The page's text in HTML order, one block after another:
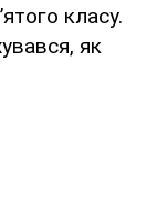
класу.
як